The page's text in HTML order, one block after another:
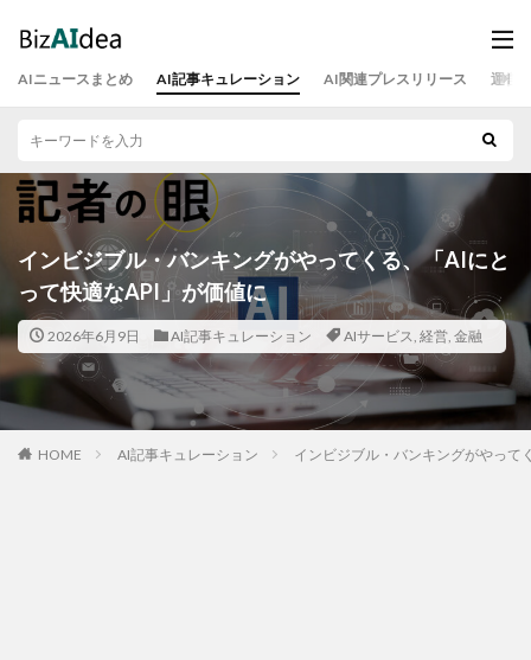
AIニュースまとめ AI記事キュレーション AI関連プレスリリース 運営
インビジブル・バンキングがやってくる、「AIにと
って快適なAPI」が価値に
2026年6月9日 AI記事キュレーション AIサービス, 経営, 金融
HOME AI記事キュレーション インビジブル・バンキングがやって